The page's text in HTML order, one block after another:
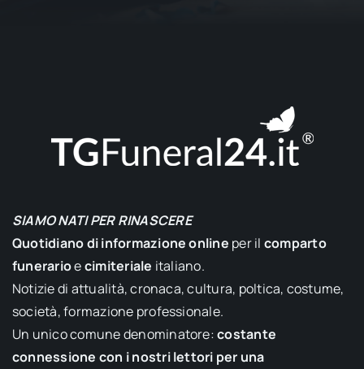
SIAMO NATI PER RINASCERE
Quotidiano di informazione online per il comparto
funerarioecimiteriale italiano.
Notizie di attualità, cronaca, cultura, poltica, costume,
società, formazione professionale.
Un unico comune denominatore:costante
connessione con i nostri lettori per una